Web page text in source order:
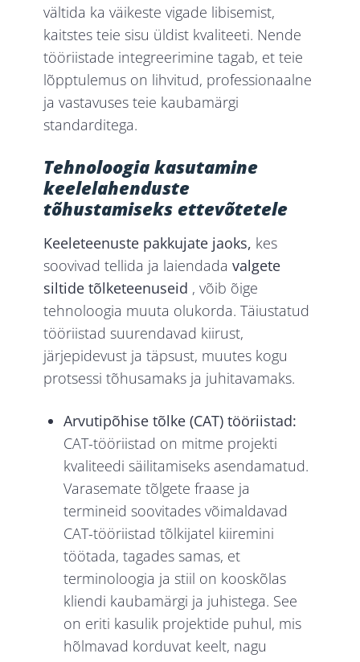
vältida ka väikeste vigade libisemist,
kaitstes teie sisu üldist kvaliteeti. Nende
tööriistade integreerimine tagab, et teie
lõpptulemus on lihvitud, professionaalne
ja vastavuses teie kaubamärgi
standarditega.
Tehnoloogia kasutamine
keelelahenduste
tõhustamiseks ettevõtetele
Keeleteenuste pakkujate jaoks, kes
soovivad tellida ja laiendadavalgete
siltide tõlketeenuseid , võib õige
tehnoloogia muuta olukorda. Täiustatud
tööriistad suurendavad kiirust,
järjepidevust ja täpsust, muutes kogu
protsessi tõhusamaks ja juhitavamaks.
Arvutipõhise tõlke (CAT) tööriistad:
CAT-tööriistad on mitme projekti
kvaliteedi säilitamiseks asendamatud.
Varasemate tõlgete fraase ja
termineid soovitades võimaldavad
CAT-tööriistad tõlkijatel kiiremini
töötada, tagades samas, et
terminoloogia ja stiil on kooskõlas
kliendi kaubamärgi ja juhistega. See
on eriti kasulik projektide puhul, mis
hõlmavad korduvat keelt, nagu